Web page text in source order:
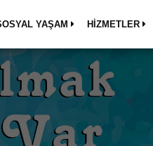
YAŞAM HİZMETLER